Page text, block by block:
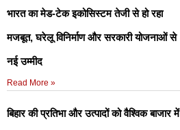
भारत का मेड-टेक इकोसिस्टम तेजी से हो रहा
मजबूत, घरेलू विनिर्माण और सरकारी योजनाओं से
नई उम्मीद
Read More »
बिहार की प्रतिभा और उत्पादों को वैश्विक बाजार में